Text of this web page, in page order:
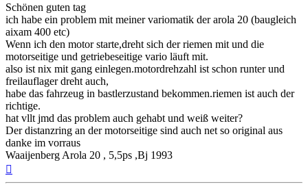
Schönen guten tag
ich habe ein problem mit meiner variomatik der arola 20 (baugleich
aixam 400 etc)
Wenn ich den motor starte,dreht sich der riemen mit und die
motorseitige und getriebeseitige vario läuft mit.
also ist nix mit gang einlegen.motordrehzahl ist schon runter und
freilauflager dreht auch,
habe das fahrzeug in bastlerzustand bekommen.riemen ist auch der
richtige.
hat vllt jmd das problem auch gehabt und weiß weiter?
Der distanzring an der motorseitige sind auch net so original aus
danke im vorraus
Waaijenberg Arola 20 , 5,5ps ,Bj 1993